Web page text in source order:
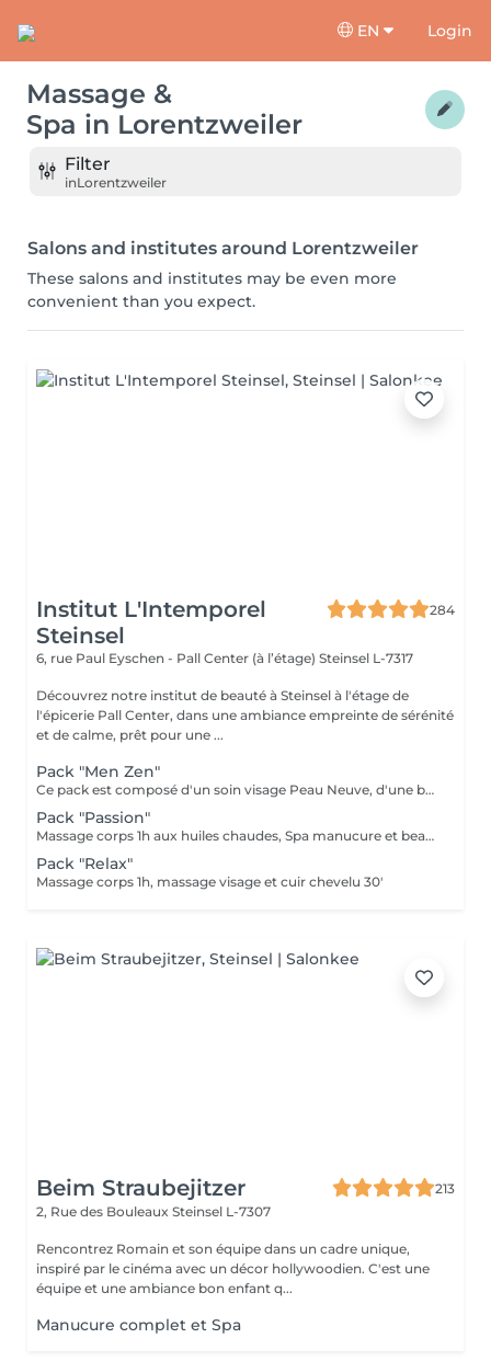
EN Login
Massage &
Spa in Lorentzweiler
Filter
inLorentzweiler
Salons and institutes around Lorentzweiler
These salons and institutes may be even more
convenient than you expect.
Institut L'Intemporel
Steinsel
284
6, rue Paul Eyschen - Pall Center (à l’étage) Steinsel L-7317
Découvrez notre institut de beauté à Steinsel à l'étage de
l'épicerie Pall Center, dans une ambiance empreinte de sérénité
et de calme, prêt pour une ...
Pack "Men Zen"
Ce pack est composé d'un soin visage Peau Neuve, d'une beauté des pieds et d'un massage "Escale à Marrakech" (1h de massage) déconnection et expérience sensorielle Pour récupérer un homme zen :-)
Pack "Passion"
Massage corps 1h aux huiles chaudes, Spa manucure et beauté des pieds + bain de paraffine
Pack "Relax"
Massage corps 1h, massage visage et cuir chevelu 30'
Beim Straubejitzer
213
2, Rue des Bouleaux Steinsel L-7307
Rencontrez Romain et son équipe dans un cadre unique,
inspiré par le cinéma avec un décor hollywoodien. C'est une
équipe et une ambiance bon enfant q...
Manucure complet et Spa